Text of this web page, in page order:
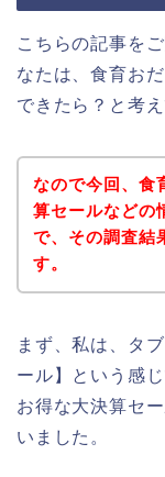
こちらの記事を
なたは、食育お
できたら？と考
なので今回、食
算セールなどの
で、その調査結
す。
まず、私は、タ
ール】という感
お得な大決算セ
いました。